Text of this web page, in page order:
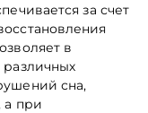
за счет
в
различных
сна,
а при